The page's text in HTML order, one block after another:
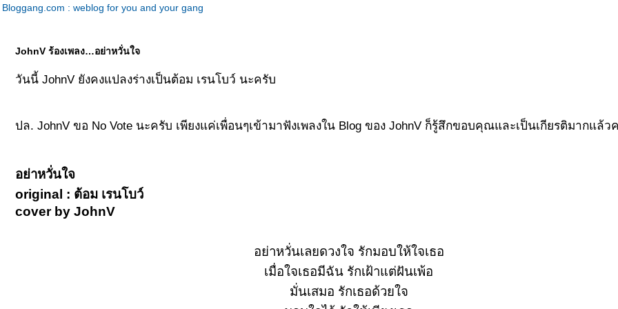
Bloggang.com : weblog for you and your gang
JohnV ร้องเพลง…อย่าหวั่นใจ
วันนี้ JohnV ยังคงแปลงร่างเป็นต้อม เรนโบว์ นะครับ
ปล. JohnV ขอ No Vote นะครับ เพียงแค่เพื่อนๆเข้ามาฟังเพลงใน Blog ของ JohnV ก็รู้สึกขอบคุณและเป็นเกียรติมากแล้
อย่าหวั่นใจ
original : ต้อม เรนโบว์
cover by JohnV
อย่าหวั่นเลยดวงใจ รักมอบให้ใจเธอ
เมื่อใจเธอมีฉัน รักเฝ้าแต่ฝันเพ้อ
มั่นเสมอ รักเธอด้วยใจ